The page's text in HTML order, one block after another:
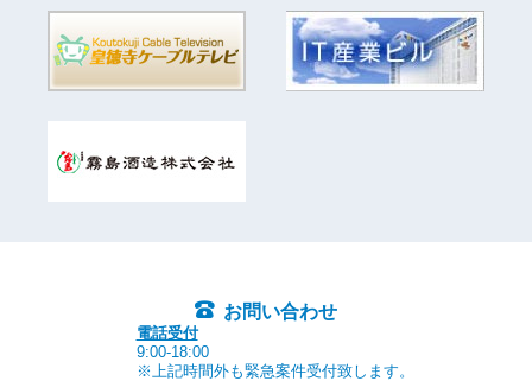
お問い合わせ
電話受付
9:00-18:00
※上記時間外も緊急案件受付致します。